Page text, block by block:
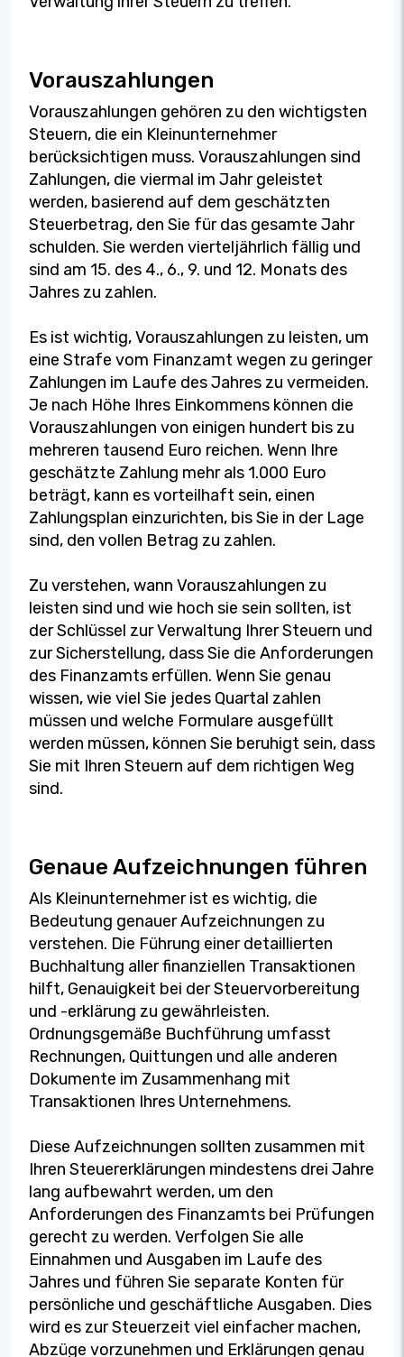
Vorauszahlungen
Vorauszahlungen gehören zu den wichtigsten
Steuern, die ein Kleinunternehmer
berücksichtigen muss. Vorauszahlungen sind
Zahlungen, die viermal im Jahr geleistet
werden, basierend auf dem geschätzten
Steuerbetrag, den Sie für das gesamte Jahr
schulden. Sie werden vierteljährlich fällig und
sind am 15. des 4., 6., 9. und 12. Monats des
Jahres zu zahlen.
Es ist wichtig, Vorauszahlungen zu leisten, um
eine Strafe vom Finanzamt wegen zu geringer
Zahlungen im Laufe des Jahres zu vermeiden.
Je nach Höhe Ihres Einkommens können die
Vorauszahlungen von einigen hundert bis zu
mehreren tausend Euro reichen. Wenn Ihre
geschätzte Zahlung mehr als 1.000 Euro
beträgt, kann es vorteilhaft sein, einen
Zahlungsplan einzurichten, bis Sie in der Lage
sind, den vollen Betrag zu zahlen.
Zu verstehen, wann Vorauszahlungen zu
leisten sind und wie hoch sie sein sollten, ist
der Schlüssel zur Verwaltung Ihrer Steuern und
zur Sicherstellung, dass Sie die Anforderungen
des Finanzamts erfüllen. Wenn Sie genau
wissen, wie viel Sie jedes Quartal zahlen
müssen und welche Formulare ausgefüllt
werden müssen, können Sie beruhigt sein, dass
Sie mit Ihren Steuern auf dem richtigen Weg
sind.
Genaue Aufzeichnungen führen
Als Kleinunternehmer ist es wichtig, die
Bedeutung genauer Aufzeichnungen zu
verstehen. Die Führung einer detaillierten
Buchhaltung aller finanziellen Transaktionen
hilft, Genauigkeit bei der Steuervorbereitung
und -erklärung zu gewährleisten.
Ordnungsgemäße Buchführung umfasst
Rechnungen, Quittungen und alle anderen
Dokumente im Zusammenhang mit
Transaktionen Ihres Unternehmens.
Diese Aufzeichnungen sollten zusammen mit
Ihren Steuererklärungen mindestens drei Jahre
lang aufbewahrt werden, um den
Anforderungen des Finanzamts bei Prüfungen
gerecht zu werden. Verfolgen Sie alle
Einnahmen und Ausgaben im Laufe des
Jahres und führen Sie separate Konten für
persönliche und geschäftliche Ausgaben. Dies
wird es zur Steuerzeit viel einfacher machen,
Abzüge vorzunehmen und Erklärungen genau